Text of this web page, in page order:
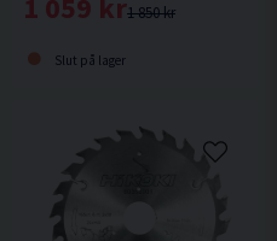
1 850 kr
1 059 kr
Slut på lager